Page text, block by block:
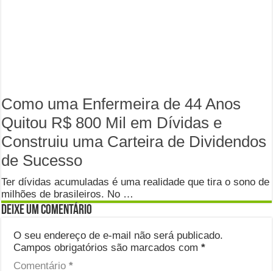
Como uma Enfermeira de 44 Anos
Quitou R$ 800 Mil em Dívidas e
Construiu uma Carteira de Dividendos
de Sucesso
Ter dívidas acumuladas é uma realidade que tira o sono de
milhões de brasileiros. No …
Deixe um comentário
O seu endereço de e-mail não será publicado.
Campos obrigatórios são marcados com*
Comentário*